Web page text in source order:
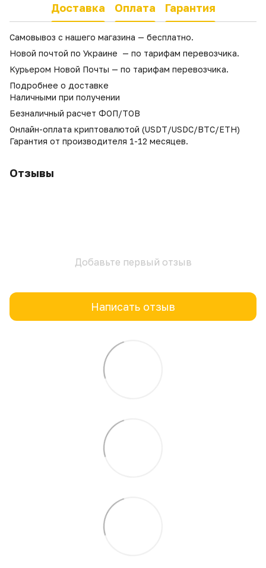
Доставка Оплата Гарантия
Самовывоз с нашего магазина — бесплатно.
Новой почтой по Украине — по тарифам перевозчика.
Курьером Новой Почты — по тарифам перевозчика.
Подробнее о доставке
Наличными при получении
Безналичный расчет ФОП/ТОВ
Онлайн-оплата криптовалютой (USDT/USDC/BTC/ETH)
Гарантия от производителя 1-12 месяцев.
Отзывы
Добавьте первый отзыв
Написать отзыв